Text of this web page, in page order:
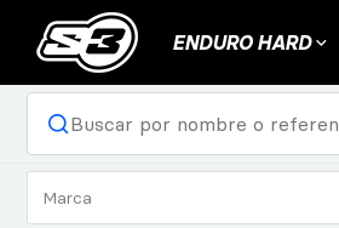
ENDURO HARD
Marca